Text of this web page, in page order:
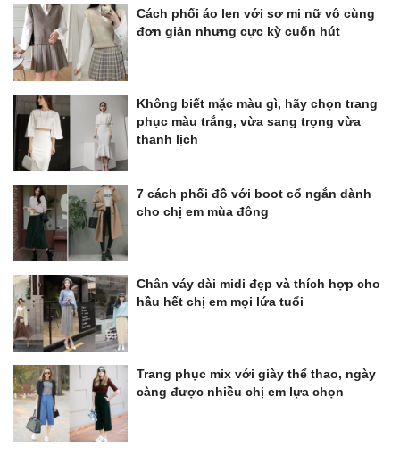
Cách phối áo len với sơ mi nữ vô cùng
đơn giản nhưng cực kỳ cuốn hút
Không biết mặc màu gì, hãy chọn trang
phục màu trắng, vừa sang trọng vừa
thanh lịch
7 cách phối đồ với boot cổ ngắn dành
cho chị em mùa đông
Chân váy dài midi đẹp và thích hợp cho
hầu hết chị em mọi lứa tuổi
Trang phục mix với giày thể thao, ngày
càng được nhiều chị em lựa chọn